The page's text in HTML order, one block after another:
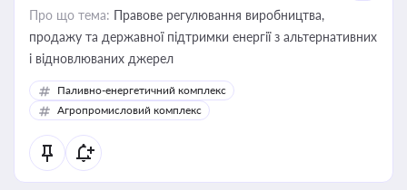
Про що тема: Правове регулювання виробництва,
продажу та державної підтримки енергії з альтернативних
і відновлюваних джерел
Паливно-енергетичний комплекс
Агропромисловий комплекс